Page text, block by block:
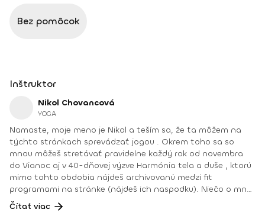
Bez pomôcok
Inštruktor
Nikol Chovancová
YOGA
Namaste, moje meno je Nikol a teším sa, že ťa môžem na
týchto stránkach sprevádzať jogou . Okrem toho sa so
mnou môžeš stretávať pravidelne každý rok od novembra
do Vianoc aj v 40-dňovej výzve Harmónia tela a duše , ktorú
mimo tohto obdobia nájdeš archivovanú medzi fit
programami na stránke (nájdeš ich naspodku). Niečo o mne.
Od detstva som sa venovala rôznym druhom pohybu, najmä
tancu, pri ktorom som cítila slobodu a radosť. Neskôr som
Čítať viac